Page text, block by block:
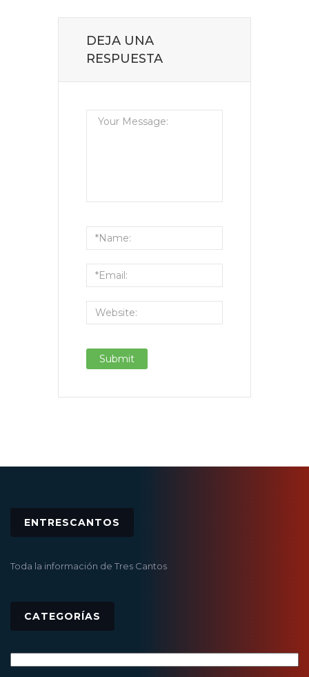
DEJA UNA
RESPUESTA
ENTRESCANTOS
Toda la información de Tres Cantos
CATEGORÍAS